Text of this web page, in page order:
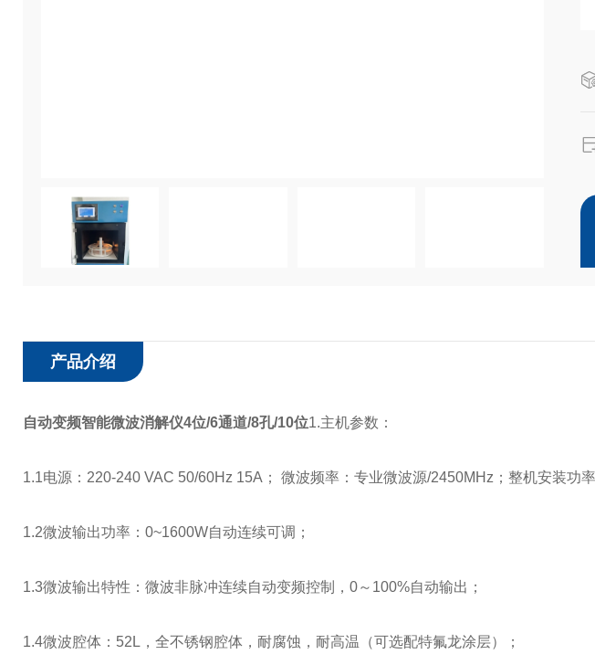
产品介绍
自动变频智能微波消解仪4位/6通道/8孔/10位1.主机参数：
1.1电源：220-240 VAC 50/60Hz 15A； 微波频率：专业微波源/2450MHz；整机安装功率
1.2微波输出功率：0~1600W自动连续可调；
1.3微波输出特性：微波非脉冲连续自动变频控制，0～100%自动输出；
1.4微波腔体：52L，全不锈钢腔体，耐腐蚀，耐高温（可选配特氟龙涂层）；